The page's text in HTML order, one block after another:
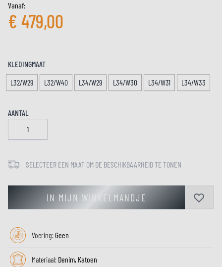
Vanaf:
€ 479,00
KLEDINGMAAT
L32/W29
L32/W40 L34/W29 L34/W30 L34/W31 L34/W33
AANTAL
SELECTEER EEN MAAT OM DE BESCHIKBAARHEID TE TONEN
IN MIJN WINKELMANDJE
Voering:Geen
Materiaal: Denim, Katoen